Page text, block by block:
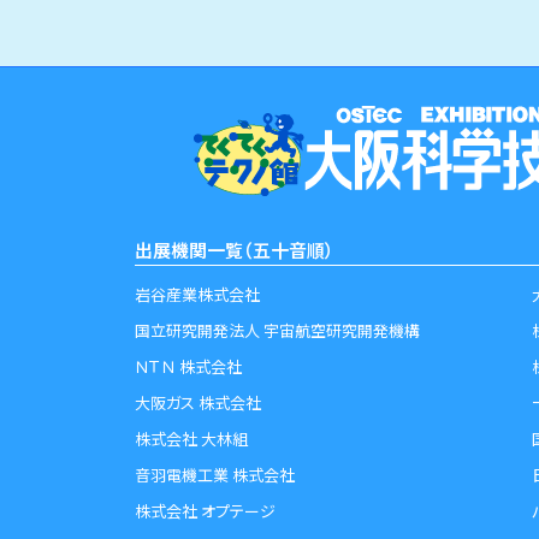
出展機関一覧（五十音順）
岩谷産業株式会社
国立研究開発法人 宇宙航空研究開発機構
ＮＴＮ 株式会社
大阪ガス 株式会社
株式会社 大林組
音羽電機工業 株式会社
株式会社 オプテージ